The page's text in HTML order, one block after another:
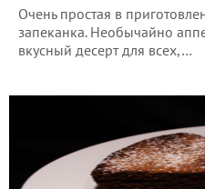
Очень простая в
запеканка. Необычайно
вкусный десерт для всех,…